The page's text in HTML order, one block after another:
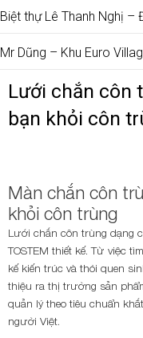
Biệt thự Lê Thanh Nghị –
Mr Dũng – Khu Euro
Lưới chắn côn
bạn khỏi côn
Màn chắn côn
khỏi côn trùng
Lưới chắn côn trùng dạng
TOSTEM thiết kế. Từ việc
kế kiến ​​trúc và thói quen
thiệu ra thị trường sản
quản lý theo tiêu chuẩn
người Việt.